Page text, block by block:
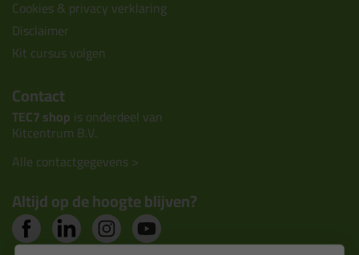
Cookies & privacy verklaring
Disclaimer
Kit cursus volgen
Contact
TEC7 shop is onderdeel van
Kitcentrum B.V.
Alle contactgegevens >
Altijd op de hoogte blijven?